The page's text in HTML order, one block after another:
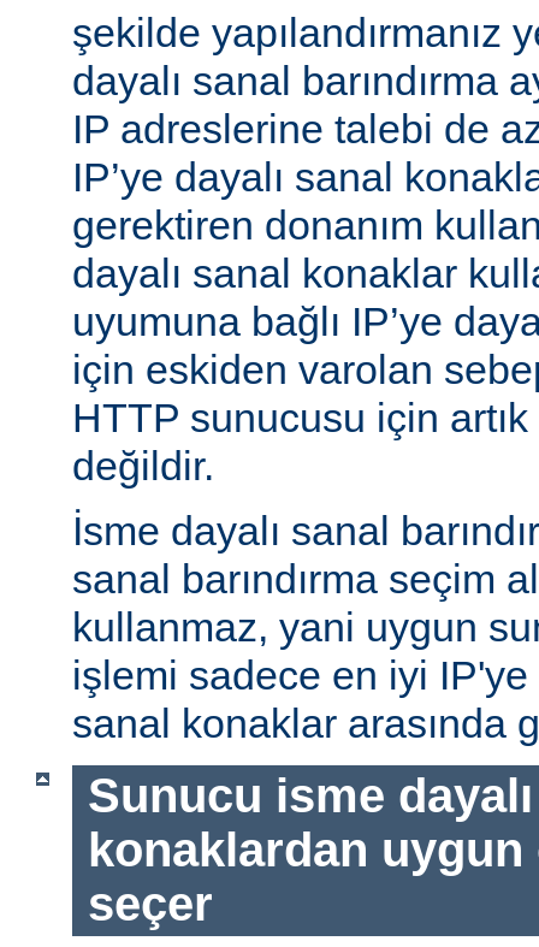
şekilde yapılandırmanız
dayalı sanal barındırma
IP adreslerine talebi de
IP’ye dayalı sanal
gerektiren donanım
dayalı sanal konaklar
uyumuna bağlı IP’ye
için eskiden varolan
HTTP sunucusu için
değildir.
İsme dayalı sanal
sanal barındırma seçim
kullanmaz, yani uygun
işlemi sadece en iyi
sanal konaklar arasında
Sunucu isme
konaklardan uygun
seçer